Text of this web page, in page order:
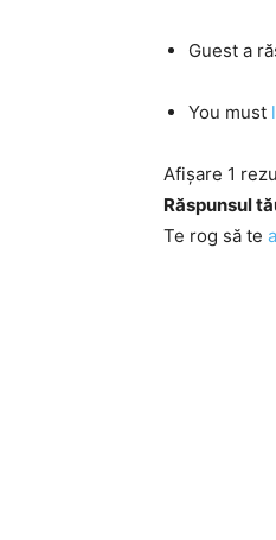
Guest a
You must
Afișare 1
Răspunsul
Te rog să te